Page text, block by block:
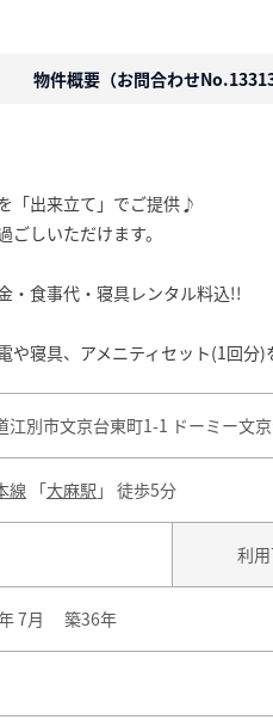
物件概要（お問合わせ
「出来立て」でご提供♪
しいただけます。
・食事代・寝具レンタル料込!!
寝具、アメニティセット(1回分)
江別市文京台東町1-1 ドーミー文
線 「大麻駅 」 徒歩5分
利
7月 築36年